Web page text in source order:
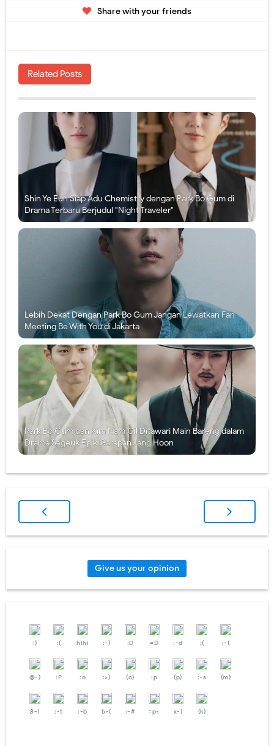
Share with your friends
Related Posts
Shin Ye Eun Siap Adu Chemistry dengan Park Bo Gum di
Drama Terbaru Berjudul "Night Traveler"
Lebih Dekat Dengan Park Bo Gum Jangan Lewatkan Fan
Meeting Be With You di Jakarta
Park Bo Gum dan Kim Nam Gil Ditawari Main Bareng dalam
Drama Sageuk Epik Garapan Jang Hoon
Give us your opinion
:) :( hihi :-) :D =D :-d ;( ;-(
@-) :P :o :>) (o) :p (p) :-s (m)
8-) :-t :-b b-( :-# =p~ x-) (k)